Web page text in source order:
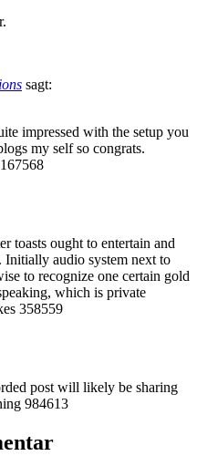
sagt:
impressed with the setup you
my self so congrats.
toasts ought to entertain and
audio system next to
to recognize one certain gold
which is private
358559
post will likely be sharing
984613